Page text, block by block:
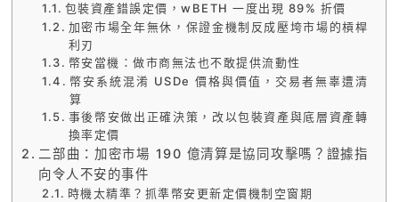
包裝資產錯誤定價，wBETH 一度出現 89% 折價
加密市場全年無休，保證金機制反成壓垮市場的槓桿
利刃
幣安當機：做市商無法也不敢提供流動性
幣安系統混淆 USDe 價格與價值，交易者無辜遭清
算
事後幣安做出正確決策，改以包裝資產與底層資產轉
換率定價
二部曲：加密市場 190 億清算是協同攻擊嗎？證據指
向令人不安的事件
時機太精準？抓準幣安更新定價機制空窗期